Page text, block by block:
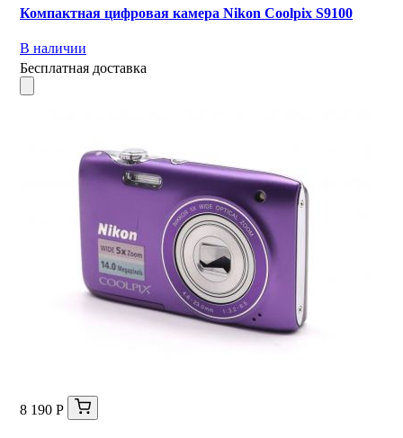
Компактная цифровая камера Nikon Coolpix S9100
В наличии
Бесплатная доставка
8 190 Р